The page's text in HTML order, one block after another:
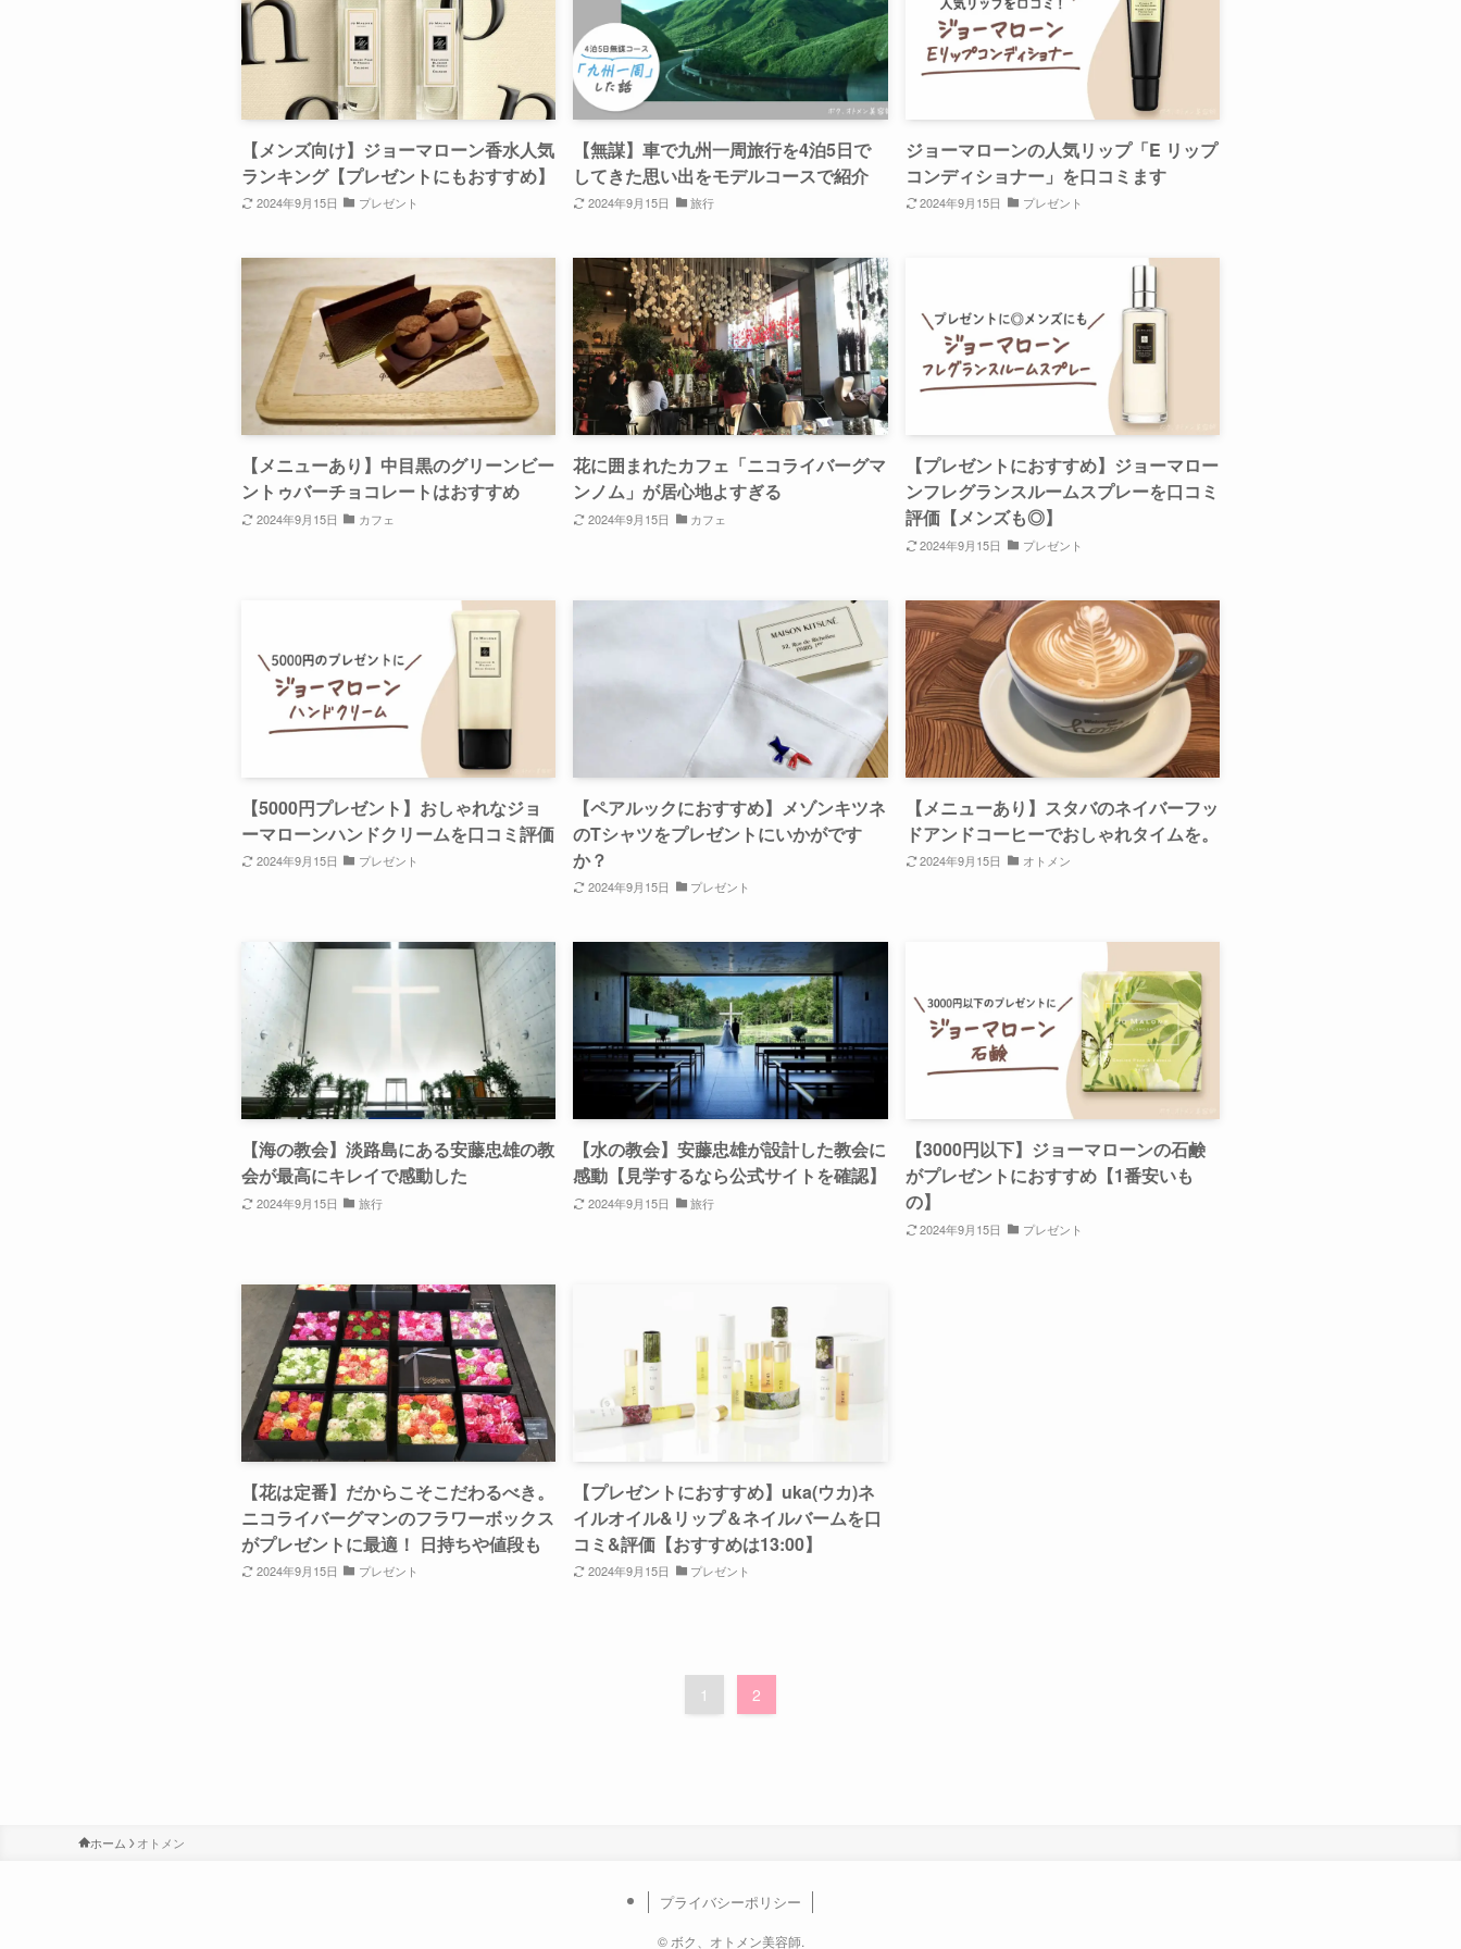
【メンズ向け】ジョーマローン香水人気
ランキング【プレゼントにもおすすめ】
2024年9月15日 プレゼント
【無謀】車で九州一周旅行を4泊5日で
してきた思い出をモデルコースで紹介
2024年9月15日 旅行
ジョーマローンの人気リップ「E リップ
コンディショナー」を口コミます
2024年9月15日 プレゼント
【メニューあり】中目黒のグリーンビー
ントゥバーチョコレートはおすすめ
2024年9月15日 カフェ
花に囲まれたカフェ「ニコライバーグマ
ンノム」が居心地よすぎる
2024年9月15日 カフェ
【プレゼントにおすすめ】ジョーマロー
ンフレグランスルームスプレーを口コミ
評価【メンズも◎】
2024年9月15日 プレゼント
【5000円プレゼント】おしゃれなジョ
ーマローンハンドクリームを口コミ評価
2024年9月15日 プレゼント
【ペアルックにおすすめ】メゾンキツネ
のTシャツをプレゼントにいかがです
か？
2024年9月15日 プレゼント
【メニューあり】スタバのネイバーフッ
ドアンドコーヒーでおしゃれタイムを。
2024年9月15日 オトメン
【海の教会】淡路島にある安藤忠雄の教
会が最高にキレイで感動した
2024年9月15日 旅行
【水の教会】安藤忠雄が設計した教会に
感動【見学するなら公式サイトを確認】
2024年9月15日 旅行
【3000円以下】ジョーマローンの石鹸
がプレゼントにおすすめ【1番安いも
の】
2024年9月15日 プレゼント
【花は定番】だからこそこだわるべき。
ニコライバーグマンのフラワーボックス
がプレゼントに最適！ 日持ちや値段も
2024年9月15日 プレゼント
【プレゼントにおすすめ】uka(ウカ)ネ
イルオイル&リップ＆ネイルバームを口
コミ&評価【おすすめは13:00】
2024年9月15日 プレゼント
1 2
ホーム オトメン
プライバシーポリシー
©ボク、オトメン美容師.